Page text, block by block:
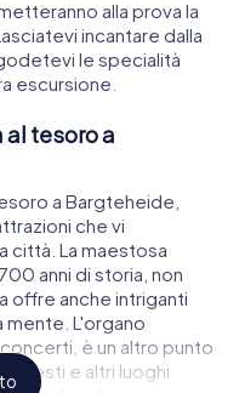
alla prova la
incantare dalla
le specialità
escursione.
tesoro a
a Bargteheide,
che vi
città. La maestosa
anni di storia, non
offre anche intriganti
mente. L'organo
è un altro punto
e altri luoghi